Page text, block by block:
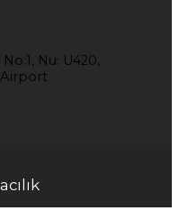
Nu: U420,